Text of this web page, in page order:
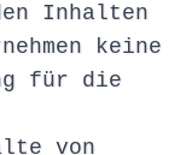
Inhalten
keine
für die
von